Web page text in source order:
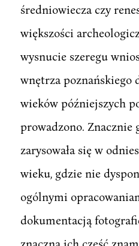
średniowiecza czy
większości
wysnucie szeregu
wnętrza poznańskiego
wieków późniejszych
prowadzono. Znacznie
zarysowała się w
wieku, gdzie nie
ogólnymi
dokumentacją
znaczną ich część